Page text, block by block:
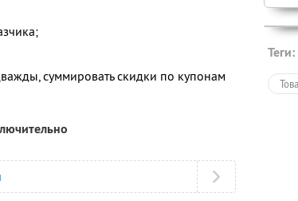
суммировать скидки по купонам
Теги: